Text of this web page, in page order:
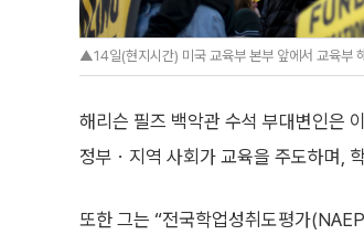
▲14일(현지시간) 미국 교육부 본부 앞에서 교육부
해리슨 필즈 백악관 수석 부대변인은
정부ㆍ지역 사회가 교육을 주도하며,
또한 그는 “전국학업성취도평가